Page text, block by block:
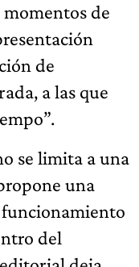
de
de
a las que
se limita a una
una
del